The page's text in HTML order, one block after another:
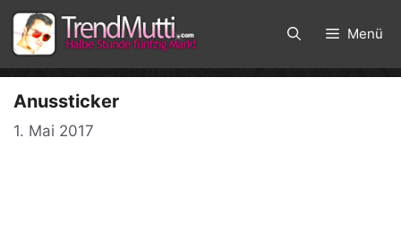
Zum
Inhalt
springen
Menü
Anussticker
1. Mai 2017